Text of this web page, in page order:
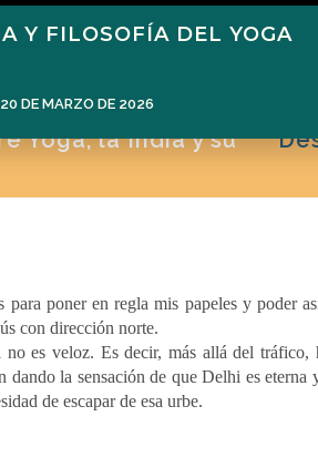
Narén Herrero Blog
Yoga, la India y su
para poner en regla mis papeles y poder
con dirección norte.
es veloz. Es decir, más allá del tráfico,
la sensación de que Delhi es eterna
de escapar de esa urbe.
Y FILOSOFÍA DEL YOGA
DE MARZO DE 2026